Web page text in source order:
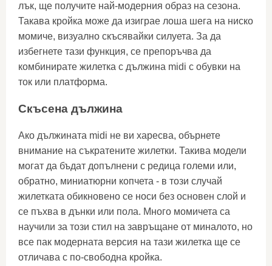
лък, ще получите най-модерния образ на сезона.
Такава кройка може да изиграе лоша шега на ниско
момиче, визуално скъсявайки силуета. За да
избегнете тази функция, се препоръчва да
комбинирате жилетка с дължина midi с обувки на
ток или платформа.
Скъсена дължина
Ако дължината midi не ви харесва, обърнете
внимание на съкратените жилетки. Такива модели
могат да бъдат допълнени с редица големи или,
обратно, миниатюрни копчета - в този случай
жилетката обикновено се носи без основен слой и
се пъхва в дънки или пола. Много момичета са
научили за този стил на завръщане от миналото, но
все пак модерната версия на тази жилетка ще се
отличава с по-свободна кройка.